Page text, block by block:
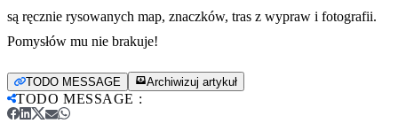
są ręcznie rysowanych map, znaczków, tras z wypraw i fotografii.
Pomysłów mu nie brakuje!
TODO MESSAGE Archiwizuj artykuł
TODO MESSAGE :